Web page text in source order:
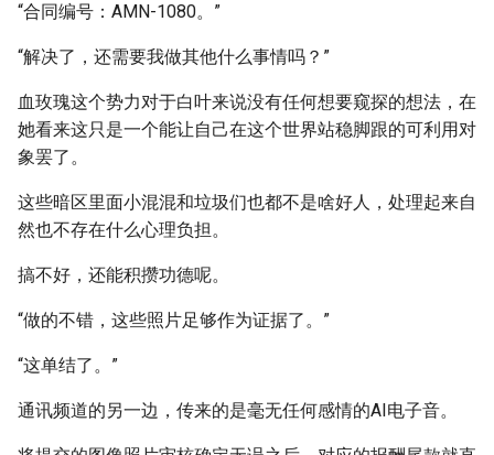
“合同编号：AMN-1080。”
“解决了，还需要我做其他什么事情吗？”
血玫瑰这个势力对于白叶来说没有任何想要窥探的想法，在
她看来这只是一个能让自己在这个世界站稳脚跟的可利用对
象罢了。
这些暗区里面小混混和垃圾们也都不是啥好人，处理起来自
然也不存在什么心理负担。
搞不好，还能积攒功德呢。
“做的不错，这些照片足够作为证据了。”
“这单结了。”
通讯频道的另一边，传来的是毫无任何感情的AI电子音。